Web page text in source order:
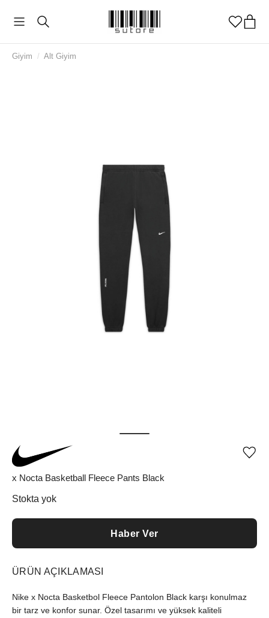
Giyim / Alt Giyim
x Nocta Basketball Fleece Pants Black
Stokta yok
Haber Ver
ÜRÜN AÇIKLAMASI
Nike x Nocta Basketbol Fleece Pantolon Black karşı konulmaz
bir tarz ve konfor sunar. Özel tasarımı ve yüksek kaliteli